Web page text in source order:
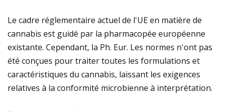
Le cadre réglementaire actuel de l'UE en matière de
cannabis est guidé par la pharmacopée européenne
existante. Cependant, la Ph. Eur. Les normes n'ont pas
été conçues pour traiter toutes les formulations et
caractéristiques du cannabis, laissant les exigences
relatives à la conformité microbienne à interprétation.